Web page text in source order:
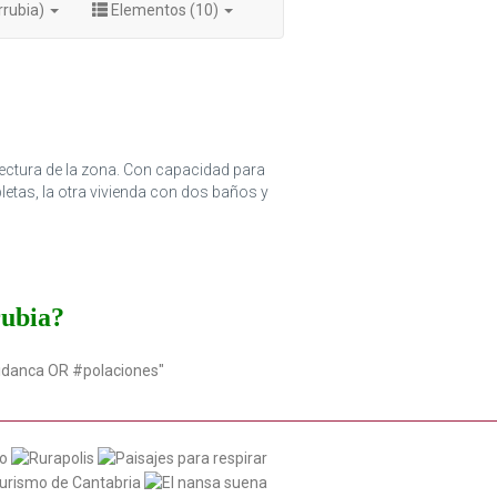
Elementos (10)
de la zona. Con capacidad para
la otra vivienda con dos baños y
OR #polaciones"